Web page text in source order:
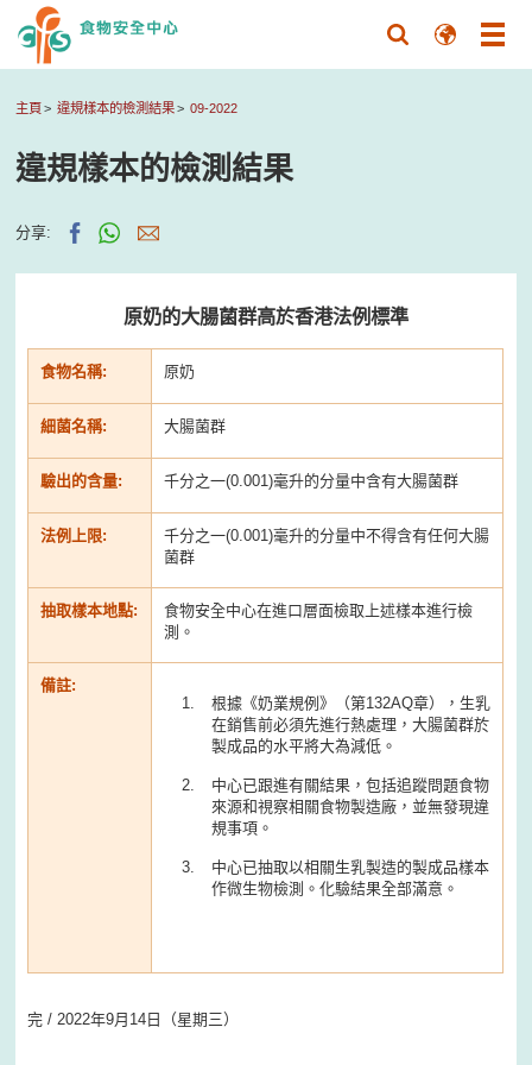
主頁 違規樣本的檢測結果 09-2022
違規樣本的檢測結果
分享:
原奶的大腸菌群高於香港法例標準
食物名稱: 原奶
細菌名稱: 大腸菌群
驗出的含量: 千分之一(0.001)毫升的分量中含有大腸菌群
法例上限:
千分之一(0.001)毫升的分量中不得含有任何大腸
菌群
抽取樣本地點:
食物安全中心在進口層面檢取上述樣本進行檢
測。
備註:
根據《奶業規例》（第132AQ章），生乳
在銷售前必須先進行熱處理，大腸菌群於
製成品的水平將大為減低。
中心已跟進有關結果，包括追蹤問題食物
來源和視察相關食物製造廠，並無發現違
規事項。
中心已抽取以相關生乳製造的製成品樣本
作微生物檢測。化驗結果全部滿意。
完 / 2022年9月14日（星期三）